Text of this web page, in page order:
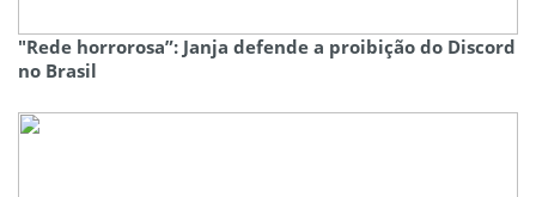
"Rede horrorosa”: Janja defende a proibição do Discord
no Brasil